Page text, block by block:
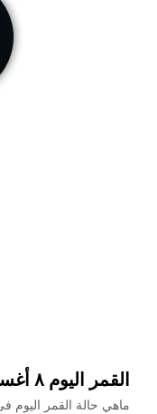
القمر اليوم ٨ أغسطس ٢٠٢٦ م
ماهي حالة القمر اليوم